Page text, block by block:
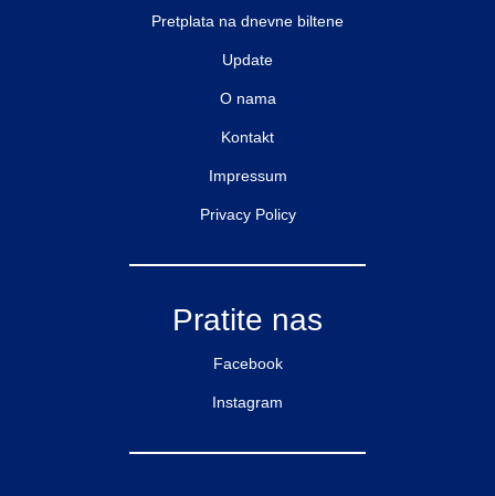
Pretplata na dnevne biltene
Update
O nama
Kontakt
Impressum
Privacy Policy
Pratite nas
Facebook
Instagram